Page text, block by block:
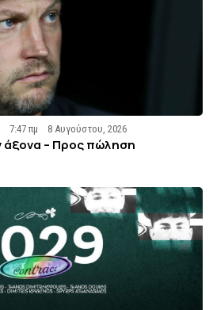
7:47 πμ 8 Αυγούστου, 2026
– Προς πώληση